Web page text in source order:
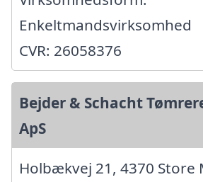
Enkeltmandsvirksomhed
CVR: 26058376
Bejder & Schacht
ApS
Holbækvej 21, 4370 Store